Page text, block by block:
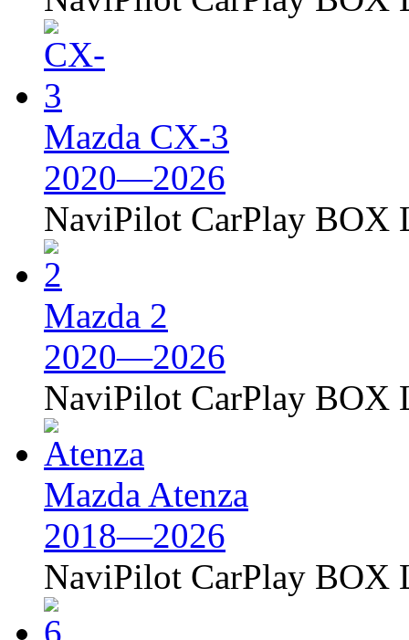
Mazda CX-3
2020—2026
NaviPilot CarPlay BOX
Mazda 2
2020—2026
NaviPilot CarPlay BOX
Mazda Atenza
2018—2026
NaviPilot CarPlay BOX